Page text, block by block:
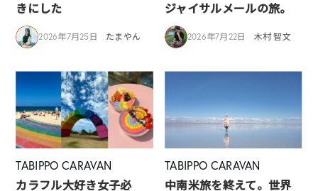
きにした
2026年7月25日 たまやん
ジャイサルメールの旅。
2026年7月22日 木村 智文
TABIPPO CARAVAN
カラフル大好き女子必
TABIPPO CARAVAN
中南米旅を終えて。世界